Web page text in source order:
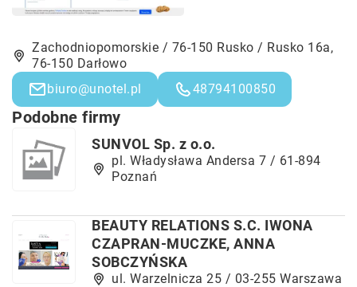
Zachodniopomorskie / 76-150 Rusko / Rusko 16a,
76-150 Darłowo
biuro@unotel.pl
48794100850
Podobne firmy
SUNVOL Sp. z o.o.
pl. Władysława Andersa 7 / 61-894
Poznań
BEAUTY RELATIONS S.C. IWONA
CZAPRAN-MUCZKE, ANNA
SOBCZYŃSKA
ul. Warzelnicza 25 / 03-255 Warszawa